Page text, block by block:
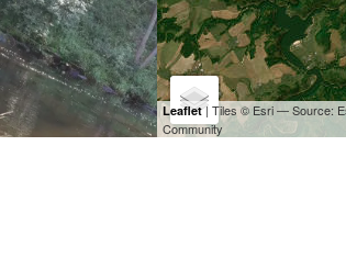
Leaflet| Tiles © Esri — Source:
Community